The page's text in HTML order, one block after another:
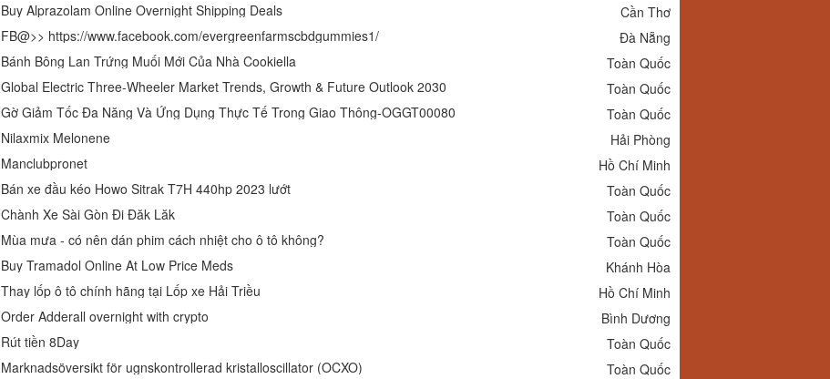
Buy Alprazolam Online Overnight Shipping Deals
Cần Thơ
FB@>> https://www.facebook.com/evergreenfarmscbdgummies1/
Đà Nẵng
Bánh Bông Lan Trứng Muối Mới Của Nhà Cookiella
Toàn Quốc
Global Electric Three-Wheeler Market Trends, Growth & Future Outlook 2030
Toàn Quốc
Gờ Giảm Tốc Đa Năng Và Ứng Dụng Thực Tế Trong Giao Thông-OGGT00080
Toàn Quốc
Nilaxmix Melonene
Hải Phòng
Manclubpronet
Hồ Chí Minh
Bán xe đầu kéo Howo Sitrak T7H 440hp 2023 lướt
Toàn Quốc
Chành Xe Sài Gòn Đi Đăk Lăk
Toàn Quốc
Mùa mưa - có nên dán phim cách nhiệt cho ô tô không?
Toàn Quốc
Buy Tramadol Online At Low Price Meds
Khánh Hòa
Thay lốp ô tô chính hãng tại Lốp xe Hải Triều
Hồ Chí Minh
Order Adderall overnight with crypto
Bình Dương
Rút tiền 8Day
Toàn Quốc
Marknadsöversikt för ugnskontrollerad kristalloscillator (OCXO)
Toàn Quốc